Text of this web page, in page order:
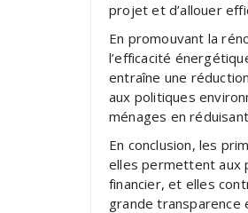
projet et d’allouer
En promouvant la
l’efficacité
entraîne une
aux politiques
ménages en
En conclusion, les
elles permettent aux
financier, et elles
grande transparence